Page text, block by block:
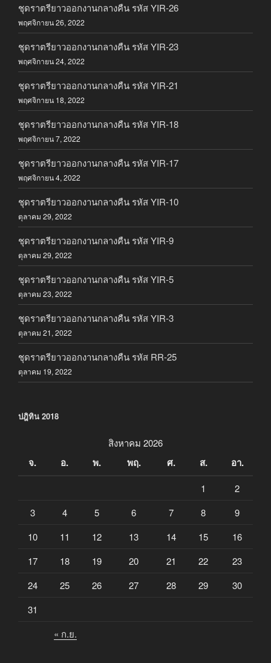
ชุดราตรียาวออกงานกลางคืน รหัส YIR-26
พฤศจิกายน 26, 2022
ชุดราตรียาวออกงานกลางคืน รหัส YIR-23
พฤศจิกายน 24, 2022
ชุดราตรียาวออกงานกลางคืน รหัส YIR-21
พฤศจิกายน 18, 2022
ชุดราตรียาวออกงานกลางคืน รหัส YIR-18
พฤศจิกายน 7, 2022
ชุดราตรียาวออกงานกลางคืน รหัส YIR-17
พฤศจิกายน 4, 2022
ชุดราตรียาวออกงานกลางคืน รหัส YIR-10
ตุลาคม 29, 2022
ชุดราตรียาวออกงานกลางคืน รหัส YIR-9
ตุลาคม 29, 2022
ชุดราตรียาวออกงานกลางคืน รหัส YIR-5
ตุลาคม 23, 2022
ชุดราตรียาวออกงานกลางคืน รหัส YIR-3
ตุลาคม 21, 2022
ชุดราตรียาวออกงานกลางคืน รหัส RR-25
ตุลาคม 19, 2022
ปฎิทิน 2018
สิงหาคม 2026
จ. อ. พ. พฤ. ศ. ส. อา.
1
2
3
4 5 6 7 8
9
10
11 12 13 14 15
16
17
18 19 20 21 22
23
24
25 26 27 28 29
30
31
« ก.ย.